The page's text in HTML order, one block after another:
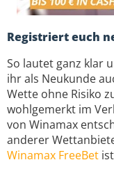
Registriert euch
So lautet ganz klar
ihr als Neukunde
Wette ohne Risiko
wohlgemerkt im
von Winamax
anderer
Winamax FreeBet